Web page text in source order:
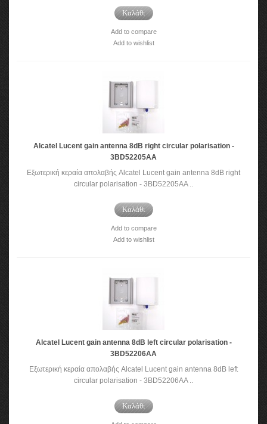
Καλάθι
Add to compare
Add to wishlist
Alcatel Lucent gain antenna 8dB right circular polarisation -
3BD52205AA
Εξωτερική κεραία απολαβής Alcatel Lucent gain antenna 8dB right
circular polarisation - 3BD52205AA ..
Καλάθι
Add to compare
Add to wishlist
Alcatel Lucent gain antenna 8dB left circular polarisation -
3BD52206AA
Εξωτερική κεραία απολαβής Alcatel Lucent gain antenna 8dB left
circular polarisation - 3BD52206AA ..
Καλάθι